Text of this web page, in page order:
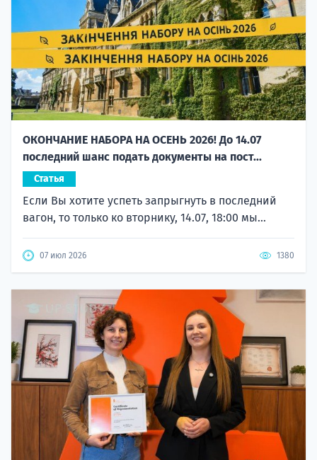
ОКОНЧАНИЕ НАБОРА НА ОСЕНЬ 2026! До 14.07
последний шанс подать документы на пост...
Статья
Если Вы хотите успеть запрыгнуть в последний
вагон, то только ко вторнику, 14.07, 18:00 мы...
07 июл 2026 1380